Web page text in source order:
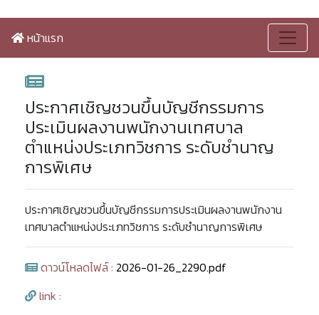
หน้าแรก
ประกาศเชิญชวนขึ้นบัญชีกรรมการ
ประเมินผลงานพนักงานเทศบาล
ตำแหน่งประเภทวิชการ ระดับชำนาญ
การพิเศษ
ประกาศเชิญชวนขึ้นบัญชีกรรมการประเมินผลงานพนักงาน
เทศบาลตำแหน่งประเภทวิชการ ระดับชำนาญการพิเศษ
ดาวน์โหลดไฟล์ : 2026-01-26_2290.pdf
link :